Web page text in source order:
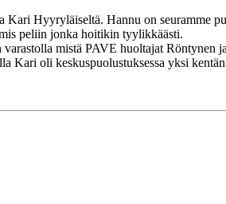
Hyyryläiseltä. Hannu on seuramme
peliin jonka hoitikin tyylikkäästi.
mistä PAVE huoltajat Röntynen
Kari oli keskuspuolustuksessa yksi